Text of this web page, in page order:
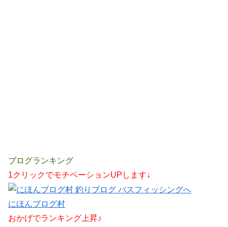
ブログランキング
1クリックでモチベーションUPします↓
にほんブログ村
おかげでランキング上昇♪